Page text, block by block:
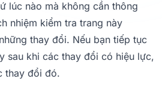
lúc nào mà không cần thông
nhiệm kiểm tra trang này
thay đổi. Nếu bạn tiếp tục
sau khi các thay đổi có hiệu lực,
thay đổi đó.